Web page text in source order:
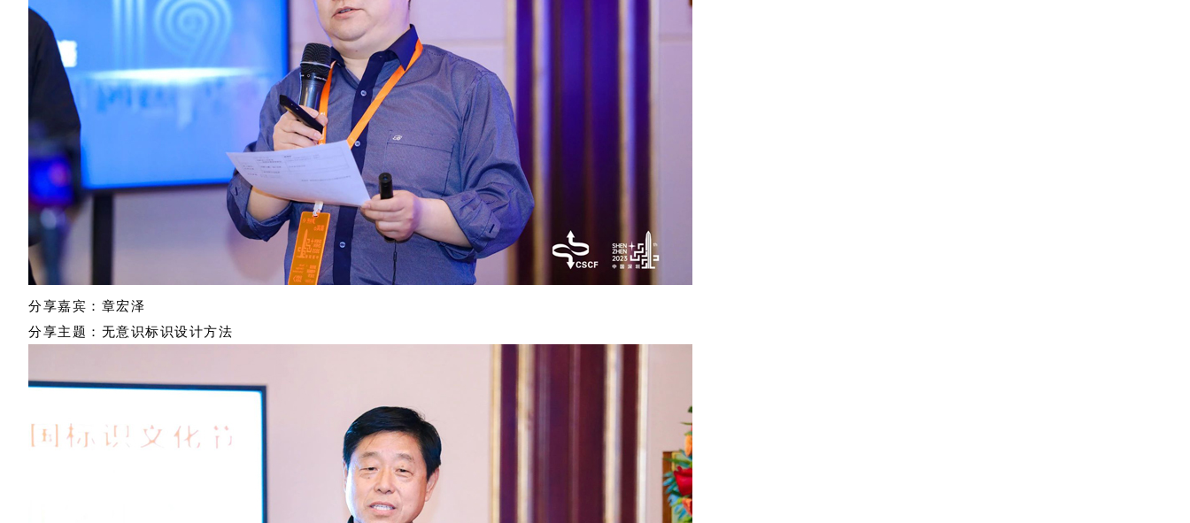
分享嘉宾：章宏泽
分享主题：无意识标识设计方法